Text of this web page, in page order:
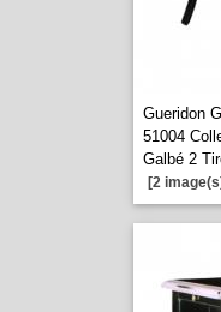
Gueridon
51004
Galbé 2
[2